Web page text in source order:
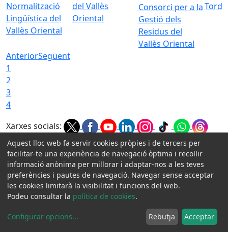
Normalització
Lingüística del
Vallès Oriental
del Vallès
Oriental
Consorci per a la
Gestió dels
Residus del
Vallès Oriental
AnteriorSegüent
1
2
3
4
Xarxes socials:
Avis legal
Protecció de dades
Contactar
Accessibilitat
Aquest lloc web fa servir cookies pròpies i de tercers per
facilitar-te una experiència de navegació òptima i recollir
informació anònima per millorar i adaptar-nos a les teves
preferències i pautes de navegació. Navegar sense acceptar
les cookies limitarà la visibilitat i funcions del web.
Podeu consultar la política de cookies.
Configurar opcions... Rebutja Acceptar